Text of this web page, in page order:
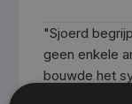
"Sjoerd
geen enkele
bouwde het